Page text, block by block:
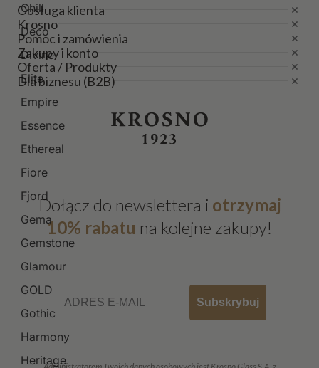
Chill
Deco
Divine
Elite
Empire
Essence
Ethereal
Fiore
Fjord
Gema
Gemstone
Glamour
GOLD
Gothic
Harmony
Heritage
Obsługa klienta
Krosno
Pomoc i zamówienia
Zakupy i konto
Oferta / Produkty
Dla biznesu (B2B)
Dołącz do newslettera i otrzymaj
10% rabatu na kolejne zakupy!
Subskrybuj